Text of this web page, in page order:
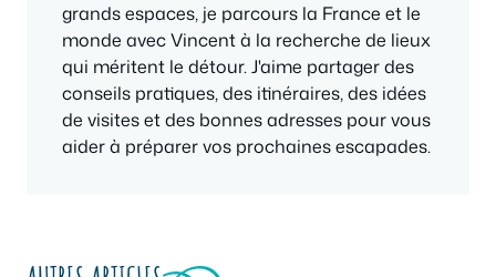
grands espaces, je parcours la France et le
monde avec Vincent à la recherche de lieux
qui méritent le détour. J'aime partager des
conseils pratiques, des itinéraires, des idées
de visites et des bonnes adresses pour vous
aider à préparer vos prochaines escapades.